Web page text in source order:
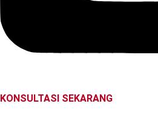
KONSULTASI SEKARANG